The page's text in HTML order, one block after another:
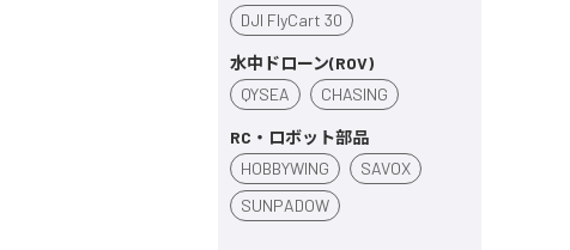
DJI FlyCart 30
水中ドローン(ROV)
QYSEA
CHASING
RC・ロボット部品
HOBBYWING
SAVOX
SUNPADOW